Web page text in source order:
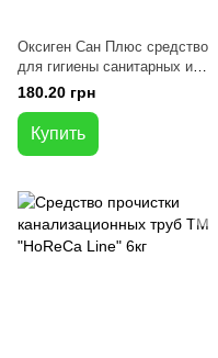
Оксиген Сан Плюс средство
для гигиены санитарных и
ванных комнат ТМ "HoReCa
180.20 грн
Купить